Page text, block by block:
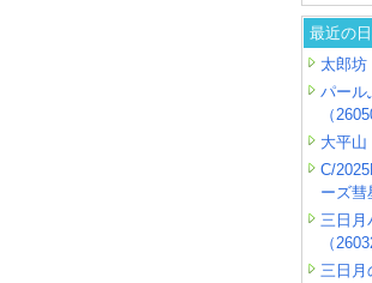
最近の
太郎坊
パール
（
大平山
C/
ーズ彗
三日月
（
三日月